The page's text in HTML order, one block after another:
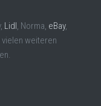
Lidl , Norma, eBay,
weiteren